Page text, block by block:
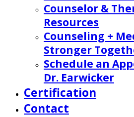
Counselor &
Resources
Counseling +
Stronger
Schedule an
Dr. Earwicker
Certification
Contact